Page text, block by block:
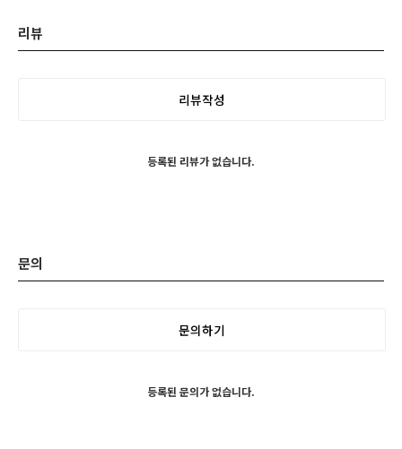
리뷰
리뷰작성
등록된 리뷰가 없습니다.
문의
문의하기
등록된 문의가 없습니다.